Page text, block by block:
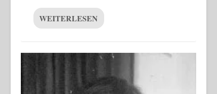
WEITERLESEN